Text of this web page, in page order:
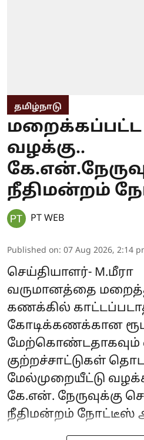
தமிழ்நாடு
வழக்கு..
நீதிமன்றம்
PT WEB
Published on: 07 Aug 2026, 2:14
செய்தியாளர்- M.மீரா
வருமானத்தை
கணக்கில்
கோடிக்கணக்கான
மேற்கொண்டதாகவும்
குற்றச்சாட்டுகள்
மேல்முறையீட்டு
கே.என். நேருவுக்கு
நீதிமன்றம் நோட்டீஸ்